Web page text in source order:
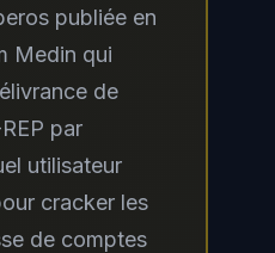
publiée en
Medin qui
de
par
utilisateur
cracker les
de comptes